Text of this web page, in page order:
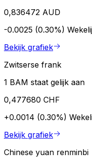
0,836472 AUD
-0.0025 (0.30%)
Bekijk grafiek
Zwitserse frank
1 BAM staat gelijk aan
0,477680 CHF
+0.0014 (0.30%)
Bekijk grafiek
Chinese yuan renminbi